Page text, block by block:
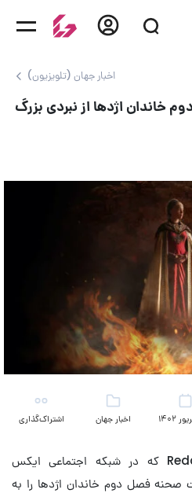
اخبار جهان (تلویزیون)
اژدها از نبردی بزرگ
اخبار جهان
اشتراک‌گذاری
اکانت Redanian Intelligence که در شبکه اجتماعی ایکس
صحنه فصل دوم خاندان اژدها را به